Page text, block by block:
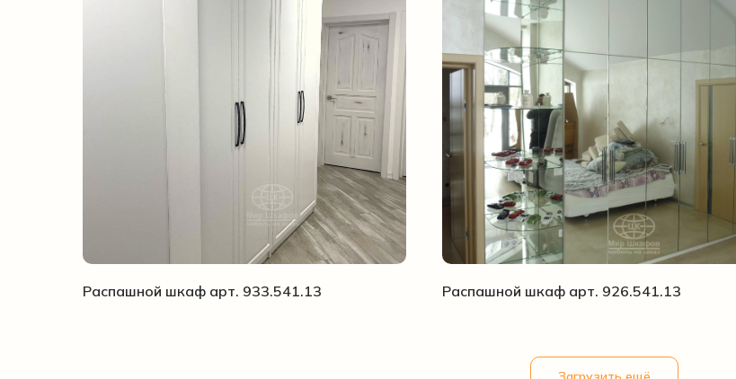
Распашной шкаф арт. 933.541.13 Распашной шкаф арт. 926.541.13